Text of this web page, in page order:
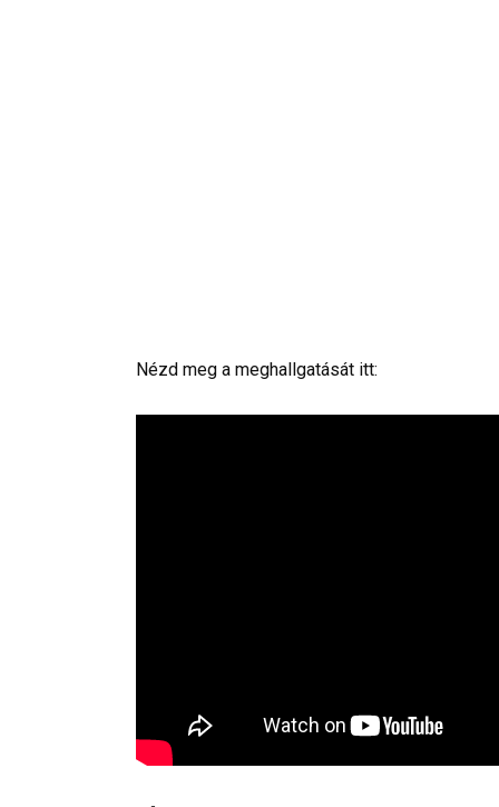
Nézd meg a meghallgatását itt: